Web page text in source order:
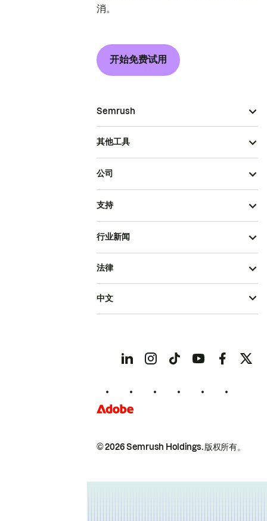
消。
开始免费试用
Semrush
其他工具
公司
支持
行业新闻
© 2026 Semrush Holdings.版权所有。
法律
中文